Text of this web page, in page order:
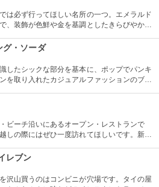
は必ず行ってほしい名所の一つ。エメラルド
、装飾が色鮮や金を基調としたきらびやかな
つ行っても人が多のが残念だが、是非一度足
グ・ソーダ
したシックな部分を基本に、ポップでパンキ
を取り入れたカジュアルファッションのブラ
ビーチ沿いにあるオープン・レストランで
しの際にはぜひ一度訪れてほしいです。新鮮
レブン
沢山買うのはコンビニが穴場です。タイの屋